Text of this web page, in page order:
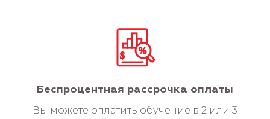
Беспроцентная рассрочка оплаты
Вы можете оплатить обучение в 2 или 3